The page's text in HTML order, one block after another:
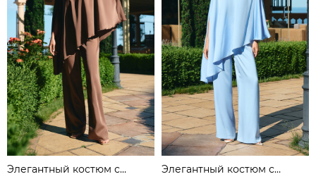
Элегантный костюм с
Элегантный костюм с